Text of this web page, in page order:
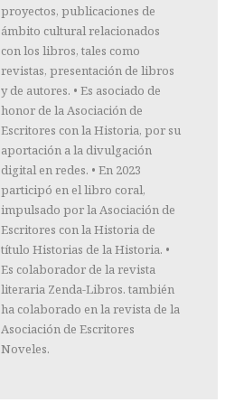
proyectos, publicaciones de
ámbito cultural relacionados
con los libros, tales como
revistas, presentación de libros
y de autores. • Es asociado de
honor de la Asociación de
Escritores con la Historia, por su
aportación a la divulgación
digital en redes. • En 2023
participó en el libro coral,
impulsado por la Asociación de
Escritores con la Historia de
título Historias de la Historia. •
Es colaborador de la revista
literaria Zenda-Libros. también
ha colaborado en la revista de la
Asociación de Escritores
Noveles.